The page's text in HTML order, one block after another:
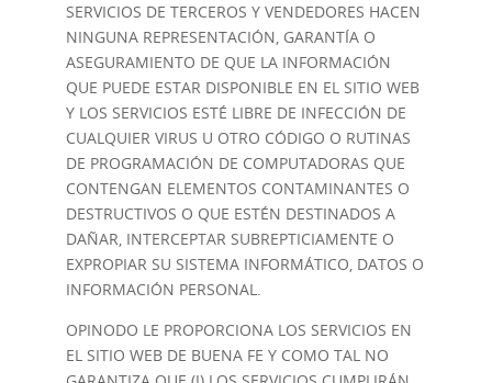
SERVICIOS DE TERCEROS Y VENDEDORES HACEN
NINGUNA REPRESENTACIÓN, GARANTÍA O
ASEGURAMIENTO DE QUE LA INFORMACIÓN
QUE PUEDE ESTAR DISPONIBLE EN EL SITIO WEB
Y LOS SERVICIOS ESTÉ LIBRE DE INFECCIÓN DE
CUALQUIER VIRUS U OTRO CÓDIGO O RUTINAS
DE PROGRAMACIÓN DE COMPUTADORAS QUE
CONTENGAN ELEMENTOS CONTAMINANTES O
DESTRUCTIVOS O QUE ESTÉN DESTINADOS A
DAÑAR, INTERCEPTAR SUBREPTICIAMENTE O
EXPROPIAR SU SISTEMA INFORMÁTICO, DATOS O
INFORMACIÓN PERSONAL.
OPINODO LE PROPORCIONA LOS SERVICIOS EN
EL SITIO WEB DE BUENA FE Y COMO TAL NO